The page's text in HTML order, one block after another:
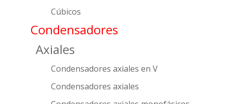
Cúbicos
Condensadores
Axiales
Condensadores axiales en V
Condensadores axiales